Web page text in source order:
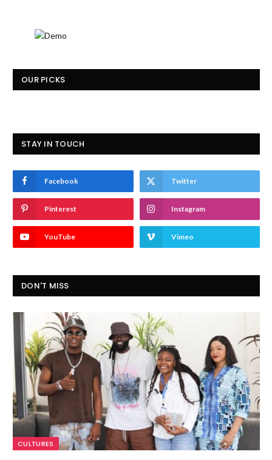
OUR PICKS
STAY IN TOUCH
Facebook Twitter
Pinterest Instagram
YouTube Vimeo
DON'T MISS
CULTURES